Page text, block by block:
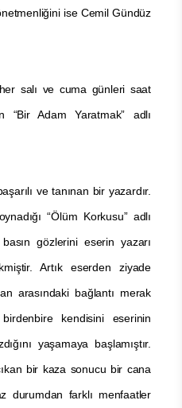
ise Cemil Gündüz
salı ve cuma günleri saat
“Bir Adam Yaratmak” adlı
ve tanınan bir yazardır.
“Ölüm Korkusu” adlı
gözlerini eserin yazarı
Artık eserden ziyade
arasındaki bağlantı merak
kendisini eserinin
yaşamaya başlamıştır.
bir kaza sonucu bir cana
durumdan farklı menfaatler